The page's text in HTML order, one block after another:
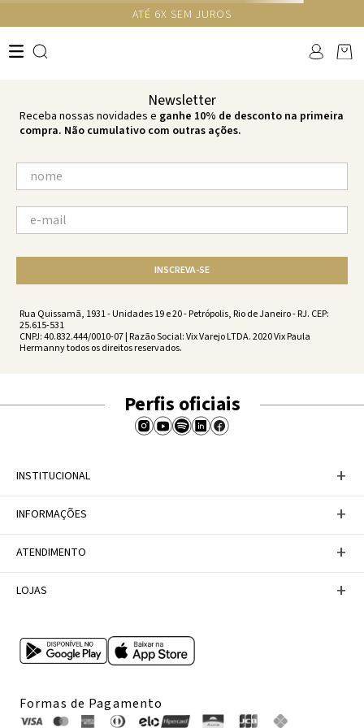
GANHE 10% NA PRIMEIRA COMPRA COM O CUPOM NEWS10
não encontramos resultados para:
'
por favor, refaça sua busca: